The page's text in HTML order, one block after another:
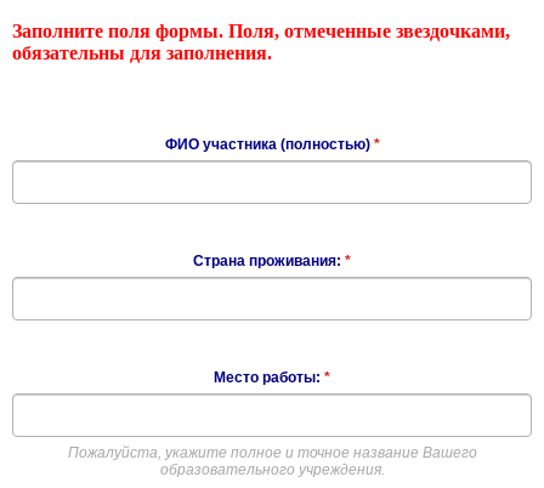
Заполните поля формы. Поля, отмеченные звездочками,
обязательны для заполнения.
ФИО участника (полностью) *
Страна проживания: *
Место работы: *
Пожалуйста, укажите полное и точное название Вашего
образовательного учреждения.